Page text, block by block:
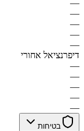
—
—
—
—
—
דיפרנציאל אחורי
—
—
—
—
—
בטיחות